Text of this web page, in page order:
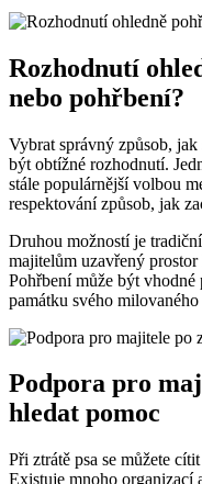
Rozhodnutí
nebo pohřbení?
Vybrat správný způsob, jak
být obtížné rozhodnutí.
stále populárnější volbou
respektování způsob, jak
Druhou možností je
majitelům uzavřený
Pohřbení může být
památku svého milovaného
Podpora pro
hledat pomoc
Při ztrátě psa se můžete
Existuje mnoho organizací